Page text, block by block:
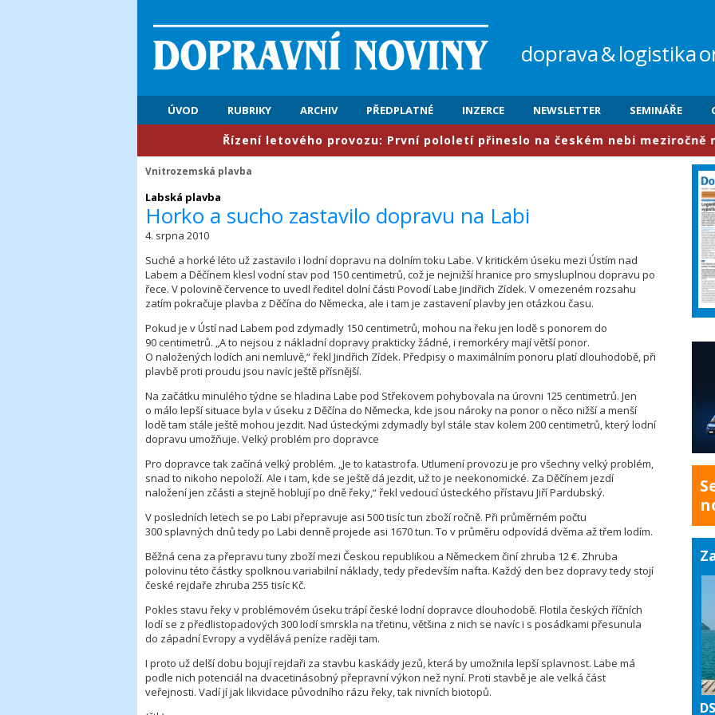
doprava&logistika
ÚVOD RUBRIKY ARCHIV PŘEDPLATNÉ INZERCE NEWSLETTER SEMINÁŘE
​Řízení letového provozu: První pololetí přineslo na českém nebi meziročně nárůst
Vnitrozemská plavba
Labská plavba
Horko a sucho zastavilo dopravu na Labi
4. srpna 2010
Suché a horké léto už zastavilo i lodní dopravu na dolním toku Labe. V kritickém úseku mezi Ústím nad
Labem a Děčínem klesl vodní stav pod 150 centimetrů, což je nejnižší hranice pro smysluplnou dopravu po
řece. V polovině července to uvedl ředitel dolní části Povodí Labe Jindřich Zídek. V omezeném rozsahu
zatím pokračuje plavba z Děčína do Německa, ale i tam je zastavení plavby jen otázkou času.
Pokud je v Ústí nad Labem pod zdymadly 150 centimetrů, mohou na řeku jen lodě s ponorem do
90 centimetrů. „A to nejsou z nákladní dopravy prakticky žádné, i remorkéry mají větší ponor.
O naložených lodích ani nemluvě,“ řekl Jindřich Zídek. Předpisy o maximálním ponoru platí dlouhodobě, při
plavbě proti proudu jsou navíc ještě přísnější.
Na začátku minulého týdne se hladina Labe pod Střekovem pohybovala na úrovni 125 centimetrů. Jen
o málo lepší situace byla v úseku z Děčína do Německa, kde jsou nároky na ponor o něco nižší a menší
lodě tam stále ještě mohou jezdit. Nad ústeckými zdymadly byl stále stav kolem 200 centimetrů, který lodní
dopravu umožňuje. Velký problém pro dopravce
Pro dopravce tak začíná velký problém. „Je to katastrofa. Utlumení provozu je pro všechny velký problém,
snad to nikoho nepoloží. Ale i tam, kde se ještě dá jezdit, už to je neekonomické. Za Děčínem jezdí
naložení jen zčásti a stejně hoblují po dně řeky,“ řekl vedoucí ústeckého přístavu Jiří Pardubský.
V posledních letech se po Labi přepravuje asi 500 tisíc tun zboží ročně. Při průměrném počtu
300 splavných dnů tedy po Labi denně projede asi 1670 tun. To v průměru odpovídá dvěma až třem lodím.
Běžná cena za přepravu tuny zboží mezi Českou republikou a Německem činí zhruba 12 €. Zhruba
polovinu této částky spolknou variabilní náklady, tedy především nafta. Každý den bez dopravy tedy stojí
české rejdaře zhruba 255 tisíc Kč.
Pokles stavu řeky v problémovém úseku trápí české lodní dopravce dlouhodobě. Flotila českých říčních
lodí se z předlistopadových 300 lodí smrskla na třetinu, většina z nich se navíc i s posádkami přesunula
do západní Evropy a vydělává peníze raději tam.
I proto už delší dobu bojují rejdaři za stavbu kaskády jezů, která by umožnila lepší splavnost. Labe má
podle nich potenciál na dvacetinásobný přepravní výkon než nyní. Proti stavbě je ale velká část
veřejnosti. Vadí jí jak likvidace původního rázu řeky, tak nivních biotopů.